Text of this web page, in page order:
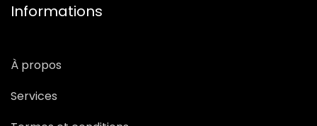
Informations
À propos
Services